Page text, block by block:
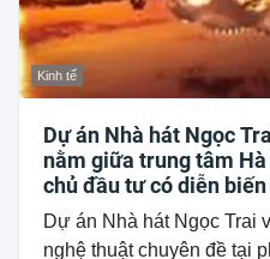
Kinh tế
Dự án Nhà hát Ngọc
nằm giữa trung tâm
chủ đầu tư có diễn
Dự án Nhà hát Ngọc Trai
nghệ thuật chuyên đề tại